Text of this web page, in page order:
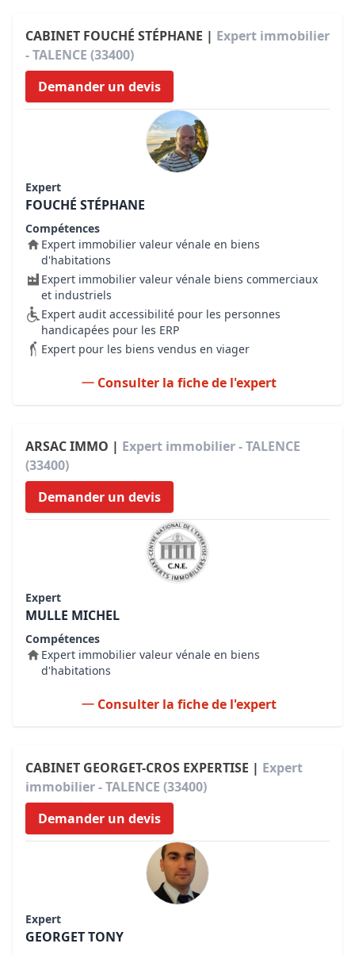
CABINET FOUCHÉ STÉPHANE | Expert immobilier
- TALENCE (33400)
Demander un devis
Expert
FOUCHÉ STÉPHANE
Compétences
Expert immobilier valeur vénale en biens
d'habitations
Expert immobilier valeur vénale biens commerciaux
et industriels
Expert audit accessibilité pour les personnes
handicapées pour les ERP
Expert pour les biens vendus en viager
Consulter la fiche de l'expert
ARSAC IMMO | Expert immobilier - TALENCE
(33400)
Demander un devis
Expert
MULLE MICHEL
Compétences
Expert immobilier valeur vénale en biens
d'habitations
Consulter la fiche de l'expert
CABINET GEORGET-CROS EXPERTISE | Expert
immobilier - TALENCE (33400)
Demander un devis
Expert
GEORGET TONY